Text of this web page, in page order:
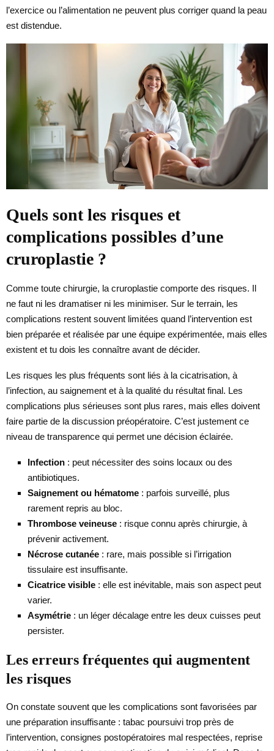
l’exercice ou l’alimentation ne peuvent plus corriger quand la peau
est distendue.
Quels sont les risques et
complications possibles d’une
cruroplastie ?
Comme toute chirurgie, la cruroplastie comporte des risques. Il
ne faut ni les dramatiser ni les minimiser. Sur le terrain, les
complications restent souvent limitées quand l’intervention est
bien préparée et réalisée par une équipe expérimentée, mais elles
existent et tu dois les connaître avant de décider.
Les risques les plus fréquents sont liés à la cicatrisation, à
l’infection, au saignement et à la qualité du résultat final. Les
complications plus sérieuses sont plus rares, mais elles doivent
faire partie de la discussion préopératoire. C’est justement ce
niveau de transparence qui permet une décision éclairée.
Infection : peut nécessiter des soins locaux ou des
antibiotiques.
Saignement ou hématome : parfois surveillé, plus
rarement repris au bloc.
Thrombose veineuse : risque connu après chirurgie, à
prévenir activement.
Nécrose cutanée : rare, mais possible si l’irrigation
tissulaire est insuffisante.
Cicatrice visible : elle est inévitable, mais son aspect peut
varier.
Asymétrie : un léger décalage entre les deux cuisses peut
persister.
Les erreurs fréquentes qui augmentent
les risques
On constate souvent que les complications sont favorisées par
une préparation insuffisante : tabac poursuivi trop près de
l’intervention, consignes postopératoires mal respectées, reprise